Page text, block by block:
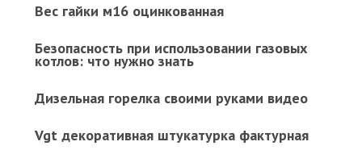
Вес гайки м16 оцинкованная
Безопасность при использовании газовых
котлов: что нужно знать
Дизельная горелка своими руками видео
Vgt декоративная штукатурка фактурная